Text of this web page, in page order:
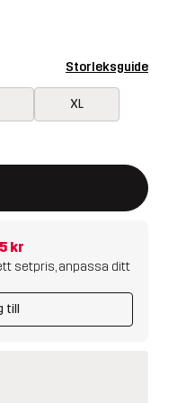
Storleksguide
XL
en ny vara i varukorg
kr
setpris, anpassa ditt
till